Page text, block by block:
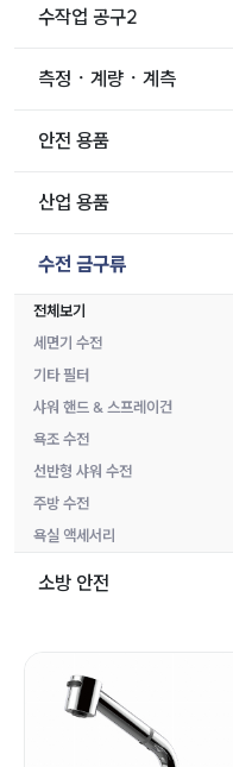
수작업 공구2
측정ㆍ계량ㆍ계측
안전 용품
산업 용품
수전 금구류
전체보기
세면기 수전
기타 필터
샤워 핸드 & 스프레이건
욕조 수전
선반형 샤워 수전
주방 수전
욕실 액세서리
소방 안전